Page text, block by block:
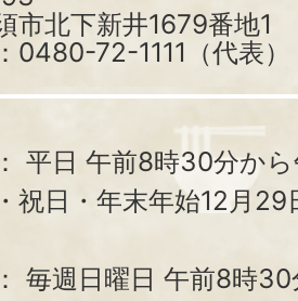
市北下新井1679番地1
0480-72-1111（代表）
平日 午前8時30分か
祝日・年末年始12月
毎週日曜日 午前8時